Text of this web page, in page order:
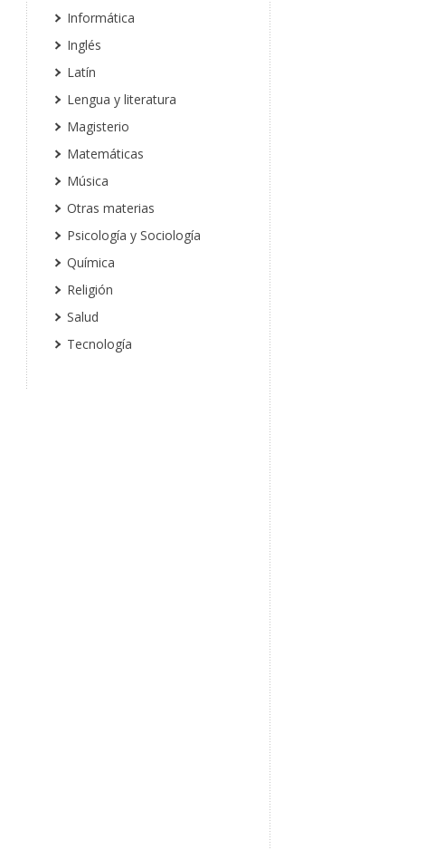
Informática
Inglés
Latín
Lengua y literatura
Magisterio
Matemáticas
Música
Otras materias
Psicología y Sociología
Química
Religión
Salud
Tecnología